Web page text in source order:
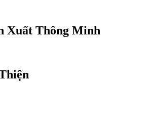
Xuất Thông Minh